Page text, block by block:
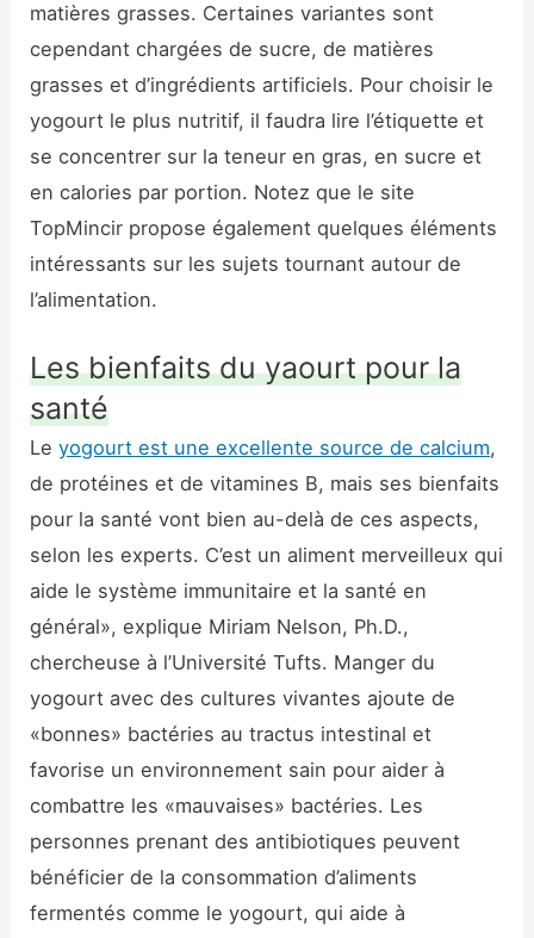
matières grasses. Certaines variantes sont
cependant chargées de sucre, de matières
grasses et d’ingrédients artificiels. Pour choisir le
yogourt le plus nutritif, il faudra lire l’étiquette et
se concentrer sur la teneur en gras, en sucre et
en calories par portion. Notez que le site
TopMincir propose également quelques éléments
intéressants sur les sujets tournant autour de
l’alimentation.
Les bienfaits du yaourt pour la
santé
Leyogourt est une excellente source de calcium,
de protéines et de vitamines B, mais ses bienfaits
pour la santé vont bien au-delà de ces aspects,
selon les experts. C’est un aliment merveilleux qui
aide le système immunitaire et la santé en
général», explique Miriam Nelson, Ph.D.,
chercheuse à l’Université Tufts. Manger du
yogourt avec des cultures vivantes ajoute de
«bonnes» bactéries au tractus intestinal et
favorise un environnement sain pour aider à
combattre les «mauvaises» bactéries. Les
personnes prenant des antibiotiques peuvent
bénéficier de la consommation d’aliments
fermentés comme le yogourt, qui aide à